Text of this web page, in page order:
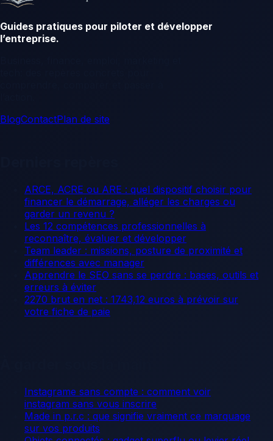
Guides pratiques pour piloter et développer
l’entreprise.
BlogContactPlan de site
ARCE, ACRE ou ARE : quel dispositif choisir pour
financer le démarrage, alléger les charges ou
garder un revenu ?
Les 12 compétences professionnelles à
reconnaître, évaluer et développer
Team leader : missions, posture de proximité et
différences avec manager
Apprendre le SEO sans se perdre : bases, outils et
erreurs à éviter
2270 brut en net : 1743,12 euros à prévoir sur
votre fiche de paie
Instagrame sans compte : comment voir
instagram sans vous inscrire
Made in p.r.c : que signifie vraiment ce marquage
sur vos produits